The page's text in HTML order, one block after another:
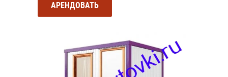
АРЕНДОВАТЬ